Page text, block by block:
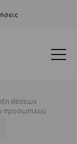
θέσεων
προσωπικού